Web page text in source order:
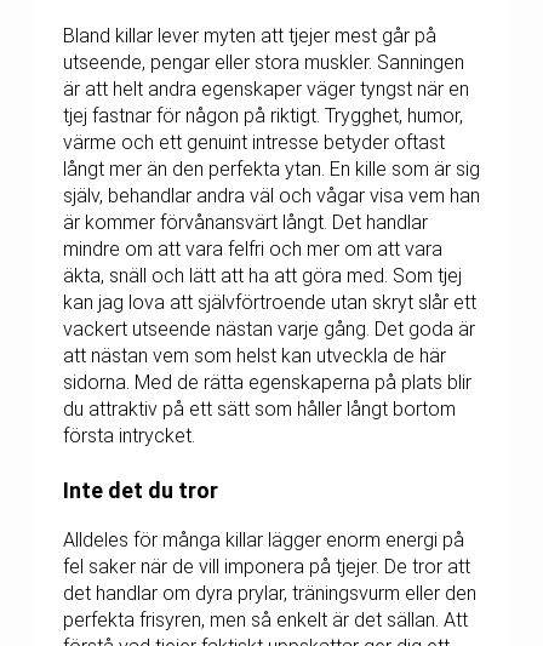
Bland killar lever myten att tjejer mest går på
utseende, pengar eller stora muskler. Sanningen
är att helt andra egenskaper väger tyngst när en
tjej fastnar för någon på riktigt. Trygghet, humor,
värme och ett genuint intresse betyder oftast
långt mer än den perfekta ytan. En kille som är sig
själv, behandlar andra väl och vågar visa vem han
är kommer förvånansvärt långt. Det handlar
mindre om att vara felfri och mer om att vara
äkta, snäll och lätt att ha att göra med. Som tjej
kan jag lova att självförtroende utan skryt slår ett
vackert utseende nästan varje gång. Det goda är
att nästan vem som helst kan utveckla de här
sidorna. Med de rätta egenskaperna på plats blir
du attraktiv på ett sätt som håller långt bortom
första intrycket.
Inte det du tror
Alldeles för många killar lägger enorm energi på
fel saker när de vill imponera på tjejer. De tror att
det handlar om dyra prylar, träningsvurm eller den
perfekta frisyren, men så enkelt är det sällan. Att